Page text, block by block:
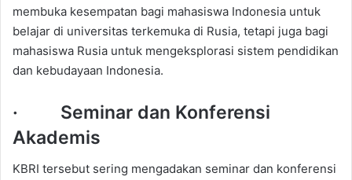
membuka kesempatan bagi mahasiswa Indonesia untuk
belajar di universitas terkemuka di Rusia, tetapi juga bagi
mahasiswa Rusia untuk mengeksplorasi sistem pendidikan
dan kebudayaan Indonesia.
· Seminar dan Konferensi
Akademis
KBRI tersebut sering mengadakan seminar dan konferensi